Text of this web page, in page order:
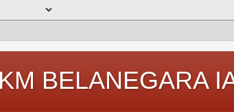
BELANEGARA